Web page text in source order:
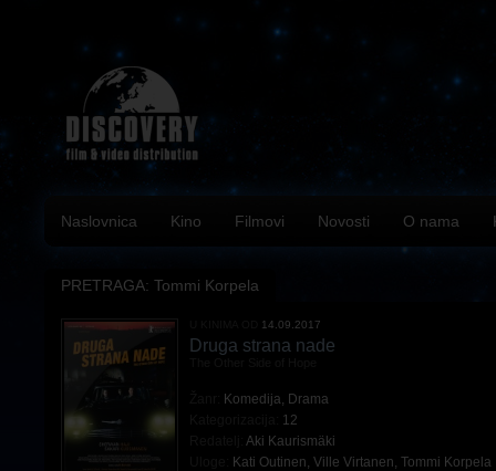
Naslovnica Kino Filmovi Novosti O nama
PRETRAGA: Tommi Korpela
14.09.2017
Druga strana nade
Komedija, Drama
12
Aki Kaurismäki
Kati Outinen, Ville Virtanen, Tommi Korpela